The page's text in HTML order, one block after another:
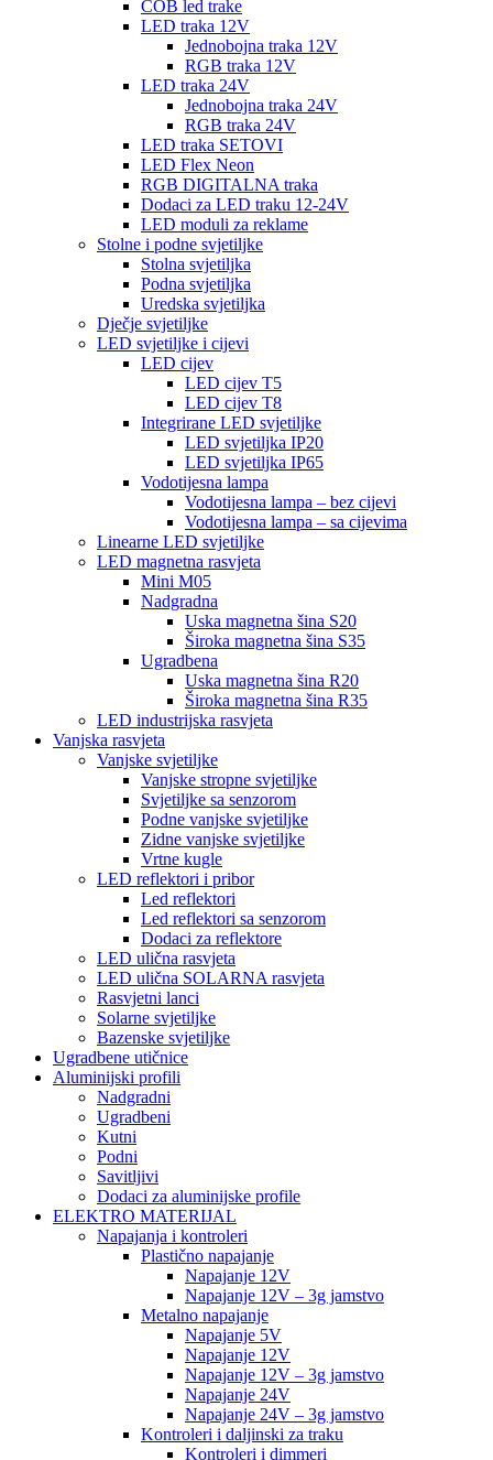
COB led trake
LED traka 12V
Jednobojna traka 12V
RGB traka 12V
LED traka 24V
Jednobojna traka 24V
RGB traka 24V
LED traka SETOVI
LED Flex Neon
RGB DIGITALNA traka
Dodaci za LED traku 12-24V
LED moduli za reklame
Stolne i podne svjetiljke
Stolna svjetiljka
Podna svjetiljka
Uredska svjetiljka
Dječje svjetiljke
LED svjetiljke i cijevi
LED cijev
LED cijev T5
LED cijev T8
Integrirane LED svjetiljke
LED svjetiljka IP20
LED svjetiljka IP65
Vodotijesna lampa
Vodotijesna lampa – bez cijevi
Vodotijesna lampa – sa cijevima
Linearne LED svjetiljke
LED magnetna rasvjeta
Mini M05
Nadgradna
Uska magnetna šina S20
Široka magnetna šina S35
Ugradbena
Uska magnetna šina R20
Široka magnetna šina R35
LED industrijska rasvjeta
Vanjska rasvjeta
Vanjske svjetiljke
Vanjske stropne svjetiljke
Svjetiljke sa senzorom
Podne vanjske svjetiljke
Zidne vanjske svjetiljke
Vrtne kugle
LED reflektori i pribor
Led reflektori
Led reflektori sa senzorom
Dodaci za reflektore
LED ulična rasvjeta
LED ulična SOLARNA rasvjeta
Rasvjetni lanci
Solarne svjetiljke
Bazenske svjetiljke
Ugradbene utičnice
Aluminijski profili
Nadgradni
Ugradbeni
Kutni
Podni
Savitljivi
Dodaci za aluminijske profile
ELEKTRO MATERIJAL
Napajanja i kontroleri
Plastično napajanje
Napajanje 12V
Napajanje 12V – 3g jamstvo
Metalno napajanje
Napajanje 5V
Napajanje 12V
Napajanje 12V – 3g jamstvo
Napajanje 24V
Napajanje 24V – 3g jamstvo
Kontroleri i daljinski za traku
Kontroleri i dimmeri